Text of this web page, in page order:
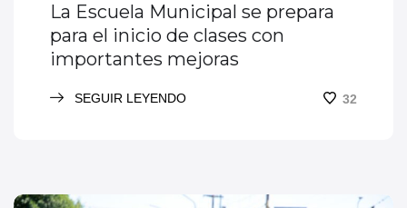
La Escuela Municipal se prepara
para el inicio de clases con
importantes mejoras
SEGUIR LEYENDO 32